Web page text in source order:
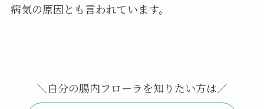
病気の原因とも言われています。
＼自分の腸内フローラを知りたい方は／